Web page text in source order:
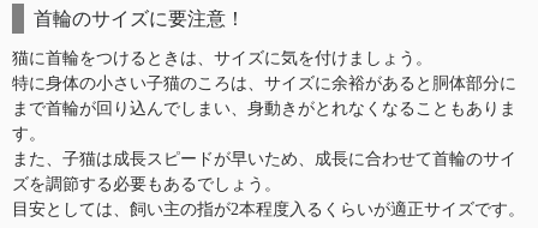
首輪のサイズに要注意！
猫に首輪をつけるときは、サイズに気を付けましょう。
特に身体の小さい子猫のころは、サイズに余裕があると胴体部分に
まで首輪が回り込んでしまい、身動きがとれなくなることもありま
す。
また、子猫は成長スピードが早いため、成長に合わせて首輪のサイ
ズを調節する必要もあるでしょう。
目安としては、飼い主の指が2本程度入るくらいが適正サイズです。